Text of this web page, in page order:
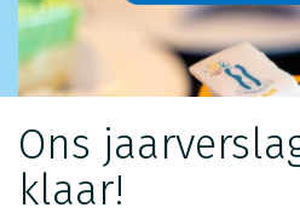
Ons
klaar!